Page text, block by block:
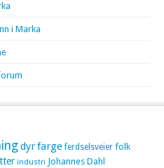
i Marka
dyrfarge ferdselsveier folk
industri Johannes Dahl